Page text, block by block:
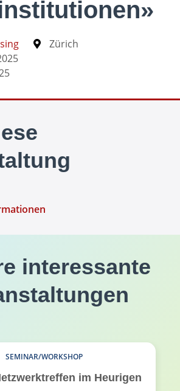
Zürich
interessante
SEMINAR/WORKSHOP
im Heurigen